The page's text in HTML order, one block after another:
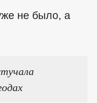
не было, а